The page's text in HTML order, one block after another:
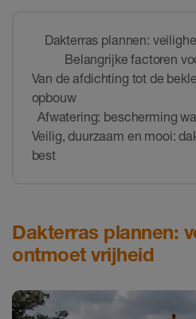
Dakterras plannen:
Belangrijke factoren
Van de afdichting tot de
opbouw
Afwatering: bescherming
Veilig, duurzaam en mooi:
best
Dakterras plannen:
ontmoet vrijheid